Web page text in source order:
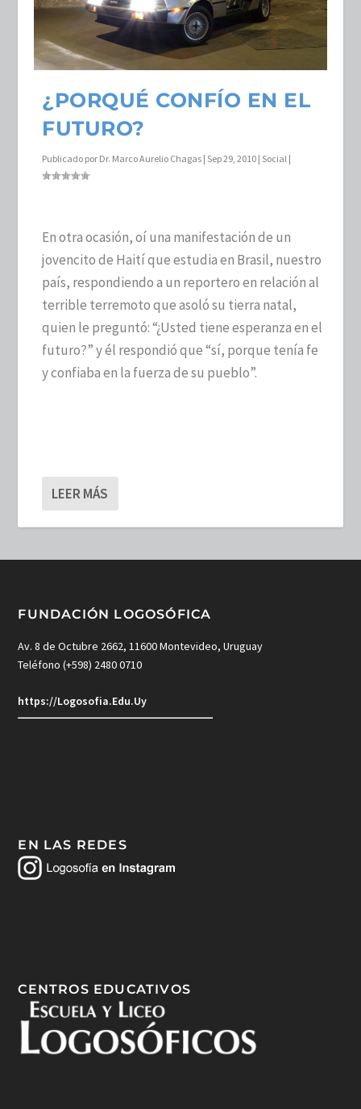
¿PORQUÉ CONFÍO EN EL
FUTURO?
Publicado por Dr. Marco Aurelio Chagas | Sep 29, 2010 | Social |
En otra ocasión, oí una manifestación de un
jovencito de Haití que estudia en Brasil, nuestro
país, respondiendo a un reportero en relación al
terrible terremoto que asoló su tierra natal,
quien le preguntó: “¿Usted tiene esperanza en el
futuro?” y él respondió que “sí, porque tenía fe
y confiaba en la fuerza de su pueblo”.
LEER MÁS
FUNDACIÓN LOGOSÓFICA
Av. 8 de Octubre 2662, 11600 Montevideo, Uruguay
Teléfono (+598) 2480 0710
https://Logosofia.Edu.Uy
EN LAS REDES
CENTROS EDUCATIVOS